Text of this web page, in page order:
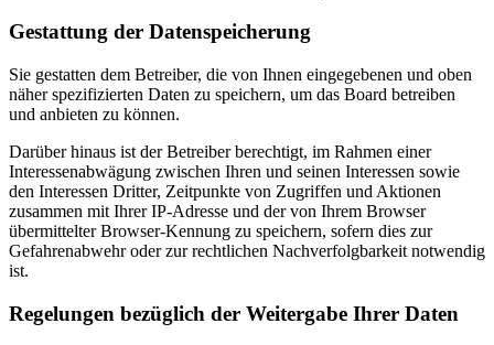
Gestattung der Datenspeicherung
Sie gestatten dem Betreiber, die von Ihnen eingegebenen und oben
näher spezifizierten Daten zu speichern, um das Board betreiben
und anbieten zu können.
Darüber hinaus ist der Betreiber berechtigt, im Rahmen einer
Interessenabwägung zwischen Ihren und seinen Interessen sowie
den Interessen Dritter, Zeitpunkte von Zugriffen und Aktionen
zusammen mit Ihrer IP-Adresse und der von Ihrem Browser
übermittelter Browser-Kennung zu speichern, sofern dies zur
Gefahrenabwehr oder zur rechtlichen Nachverfolgbarkeit notwendig
ist.
Regelungen bezüglich der Weitergabe Ihrer Daten